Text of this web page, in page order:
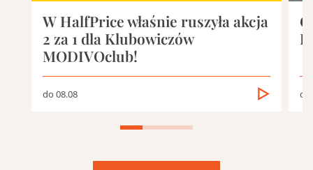
W HalfPrice właśnie ruszyła akcja
2 za 1 dla Klubowiczów
MODIVOclub!
do 08.08 do